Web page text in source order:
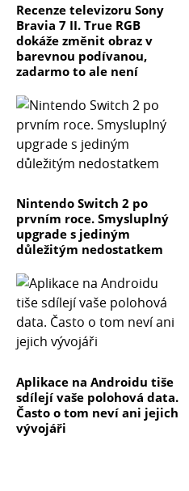
Recenze televizoru Sony
Bravia 7 II. True RGB
dokáže změnit obraz v
barevnou podívanou,
zadarmo to ale není
Nintendo Switch 2 po
prvním roce. Smysluplný
upgrade s jediným
důležitým nedostatkem
Aplikace na Androidu tiše
sdílejí vaše polohová data.
Často o tom neví ani jejich
vývojáři